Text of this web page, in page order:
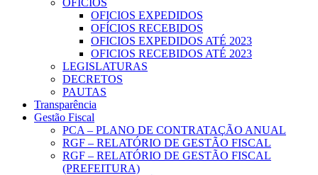
OFICIOS
OFICIOS EXPEDIDOS
OFÍCIOS RECEBIDOS
OFICIOS EXPEDIDOS ATÉ 2023
OFICIOS RECEBIDOS ATÉ 2023
LEGISLATURAS
DECRETOS
PAUTAS
Transparência
Gestão Fiscal
PCA – PLANO DE CONTRATAÇÃO ANUAL
RGF – RELATÓRIO DE GESTÃO FISCAL
RGF – RELATÓRIO DE GESTÃO FISCAL
(PREFEITURA)